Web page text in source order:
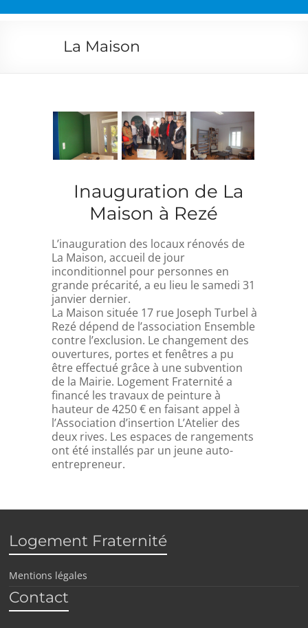
La Maison
Inauguration de La
Maison à Rezé
L’inauguration des locaux rénovés de
La Maison, accueil de jour
inconditionnel pour personnes en
grande précarité, a eu lieu le samedi 31
janvier dernier.
La Maison située 17 rue Joseph Turbel à
Rezé dépend de l’association Ensemble
contre l’exclusion. Le changement des
ouvertures, portes et fenêtres a pu
être effectué grâce à une subvention
de la Mairie. Logement Fraternité a
financé les travaux de peinture à
hauteur de 4250 € en faisant appel à
l’Association d’insertion L’Atelier des
deux rives. Les espaces de rangements
ont été installés par un jeune auto-
entrepreneur.
Logement Fraternité
Mentions légales
Contact